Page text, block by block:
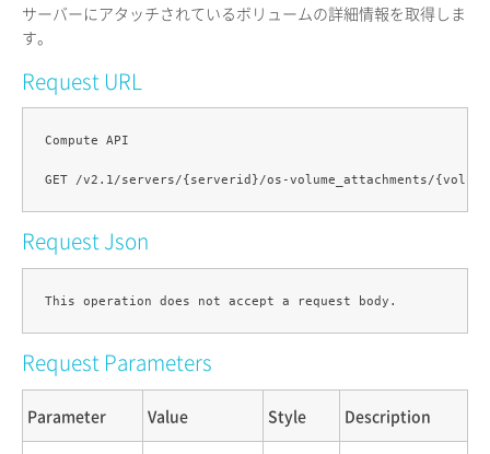
サービス一覧
サポート
サーバーにアタッチされているボリュームの詳細情報を取得しま
す。
Request URL
Compute API
Request Json
Request Parameters
Parameter Value Style Description